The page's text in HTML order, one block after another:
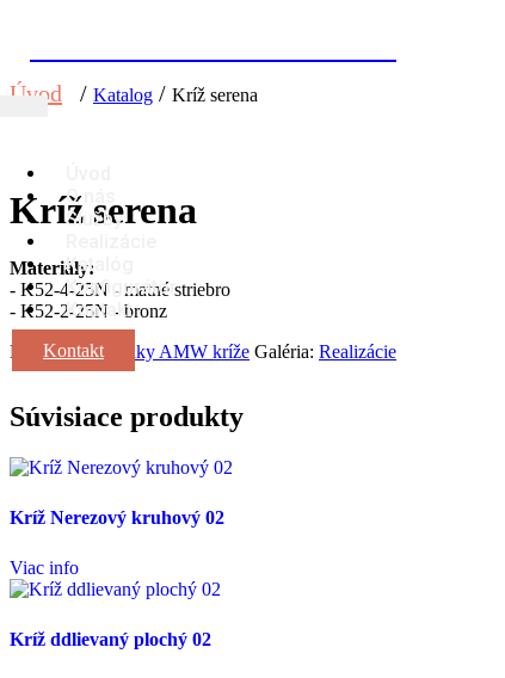
O nás
Služby
Katalóg
Konfigurátor
Kontakt
Kontakt
Úvod / Katalog / Kríž serena
Kríž serena
Materiály:
- K52-4-25N - matné striebro
- K52-2-25N - bronz
Kategória:doplnky AMW kríže Galéria: Realizácie
Súvisiace produkty
Kríž Nerezový kruhový 02
Viac info
Kríž ddlievaný plochý 02